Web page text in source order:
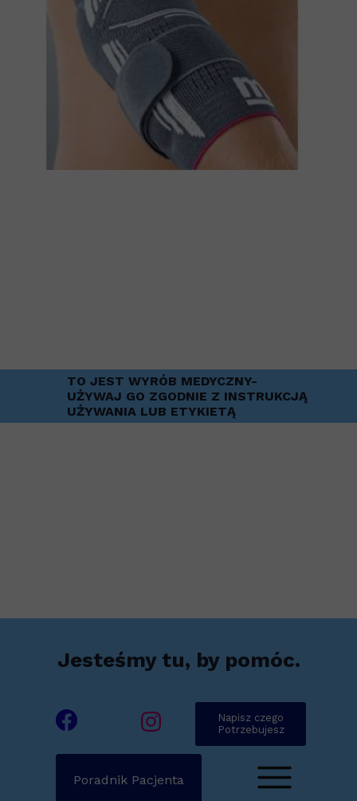
TO JEST WYRÓB MEDYCZNY-
UŻYWAJ GO ZGODNIE Z INSTRUKCJĄ
UŻYWANIA LUB ETYKIETĄ
Poradnik Pacjenta
Jesteśmy tu, by pomóc.
Napisz czego
Potrzebujesz